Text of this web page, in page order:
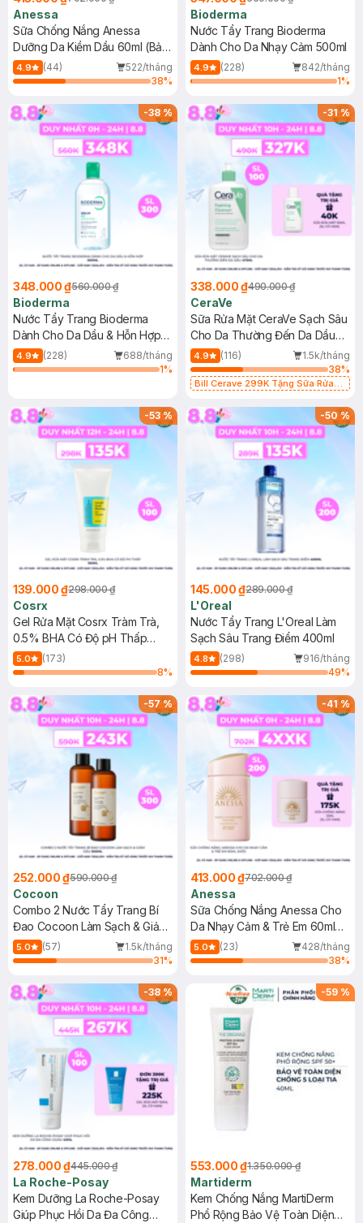
Anessa
Sữa Chống Nắng Anessa
Dưỡng Da Kiềm Dầu 60ml (Bản
Mới)
4.9 (44)
522/tháng
38%
Bioderma
Nước Tẩy Trang Bioderma
Dành Cho Da Nhạy Cảm 500ml
4.9 (228)
842/tháng
1%
-38%
348.000 ₫560.000 ₫
Bioderma
Nước Tẩy Trang Bioderma
Dành Cho Da Dầu & Hỗn Hợp
500ml
4.9 (228)
688/tháng
1%
-31%
338.000 ₫490.000 ₫
CeraVe
Sữa Rửa Mặt CeraVe Sạch Sâu
Cho Da Thường Đến Da Dầu
473ml
4.9 (116)
1.5k/tháng
38%
Bill Cerave 299K Tặng Sữa Rửa
-53%
139.000 ₫298.000 ₫
Cosrx
Gel Rửa Mặt Cosrx Tràm Trà,
0.5% BHA Có Độ pH Thấp
150ml
5.0
(173)
8%
-50%
145.000 ₫289.000 ₫
L'Oreal
Nước Tẩy Trang L'Oreal Làm
Sạch Sâu Trang Điểm 400ml
4.8 (298)
916/tháng
49%
-57%
252.000 ₫590.000 ₫
Cocoon
Combo 2 Nước Tẩy Trang Bí
Đao Cocoon Làm Sạch & Giảm
Dầu 500ml
5.0 (57)
1.5k/tháng
31%
-41%
413.000 ₫702.000 ₫
Anessa
Sữa Chống Nắng Anessa Cho
Da Nhạy Cảm & Trẻ Em 60ml
(Mới)
5.0 (23)
428/tháng
38%
-38%
278.000 ₫445.000 ₫
La Roche-Posay
Kem Dưỡng La Roche-Posay
Giúp Phục Hồi Da Đa Công
-59 %
553.000 ₫1.350.000 ₫
Martiderm
Kem Chống Nắng MartiDerm
Phổ Rộng Bảo Vệ Toàn Diện